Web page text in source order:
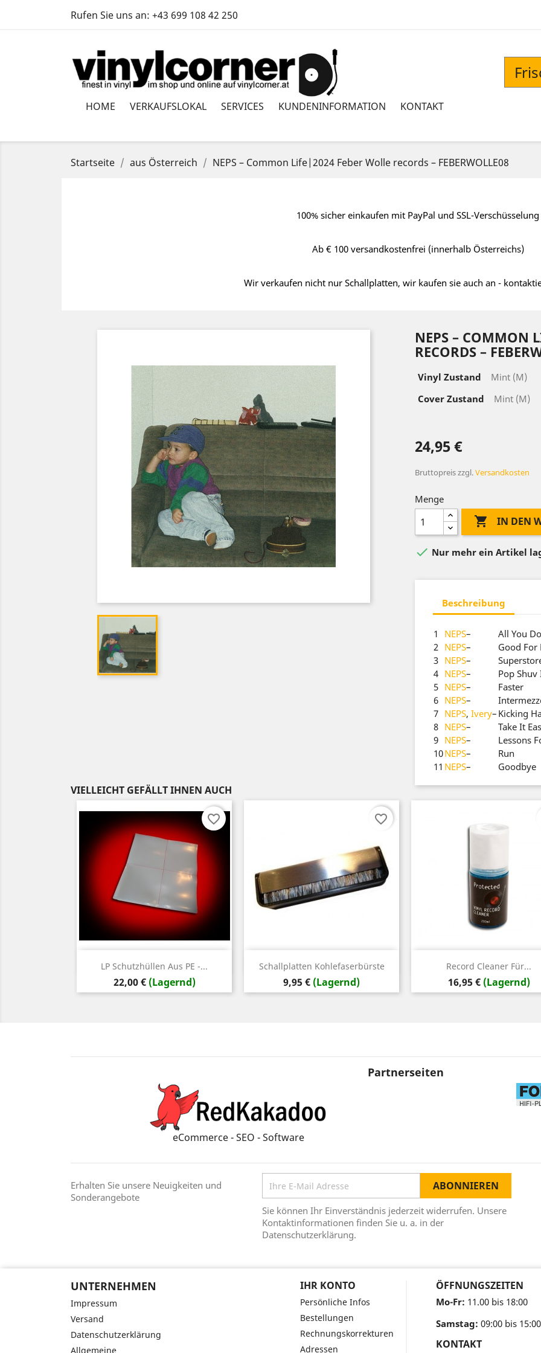
Rufen Sie uns an: +43 699 108 42 250
HOME VERKAUFSLOKAL SERVICES KUNDENINFORMATION KONTAKT
Startseite aus Österreich NEPS – Common Life|2024 Feber Wolle records – FEBERWOLLE08
100% sicher einkaufen mit PayPal und SSL-Verschüsselung
Ab € 100 versandkostenfrei (innerhalb Österreichs)
Wir verkaufen nicht nur Schallplatten, wir kaufen sie auch an -
NEPS – COMMON
RECORDS –
Vinyl Zustand
Mint (M)
Cover Zustand
Mint (M)
24,95 €
Bruttopreiszzgl.Versandkosten
Menge
 IN DEN
 Nur mehr ein Artikel
Beschreibung
1 NEPS– All You
2 NEPS– Good For
3 NEPS–
4 NEPS– Pop Shuv
5 NEPS– Faster
6 NEPS–
7 NEPS, Ivery– Kicking
8 NEPS– Take It
9 NEPS– Lessons
10NEPS– Run
11 NEPS– Goodbye
VIELLEICHT GEFÄLLT IHNEN AUCH
LP Schutzhüllen Aus PE -...
Preis
22,00 € (Lagernd)
Vorschau
favorite_border
Schallplatten Kohlefaserbürste
Preis
9,95 € (Lagernd)
Vorschau
favorite_border
Record Cleaner Für...
Preis
16,95 € (Lagernd)
Vorschau
Partnerseiten
eCommerce - SEO - Software
Erhalten Sie unsere Neuigkeiten und
Sonderangebote
Sie können Ihr Einverständnis jederzeit widerrufen. Unsere
Kontaktinformationen finden Sie u. a. in der
Datenschutzerklärung.
UNTERNEHMEN
Impressum
Versand
Datenschutzerklärung
Allgemeine
IHR KONTO
Persönliche Infos
Bestellungen
Rechnungskorrekturen
Adressen
ÖFFNUNGSZEITEN
Mo-Fr: 11.00 bis 18:00
Samstag: 09:00 bis 15:00
KONTAKT